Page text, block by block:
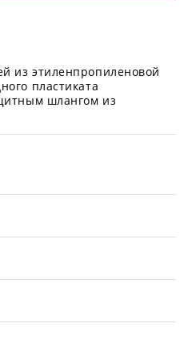
из этиленпропиленовой
пластиката
шлангом из